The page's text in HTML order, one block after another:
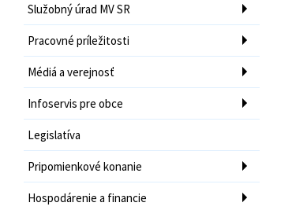
Služobný úrad MV SR
Pracovné príležitosti
Médiá a verejnosť
Infoservis pre obce
Legislatíva
Pripomienkové konanie
Hospodárenie a financie